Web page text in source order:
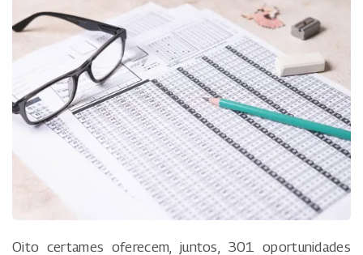
Oito certames oferecem, juntos, 301 oportunidades